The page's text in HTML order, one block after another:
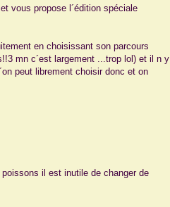
vous propose l´édition spéciale
en choisissant son parcours
mn c´est largement ...trop lol) et il n y
peut librement choisir donc et on
il est inutile de changer de